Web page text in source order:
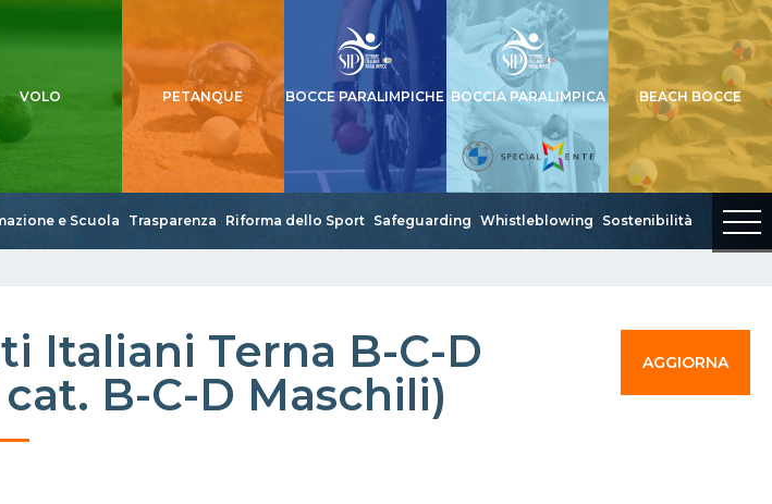
VOLO PETANQUE BOCCE PARALIMPICHE BOCCIA PARALIMPICA BEACH BOCCE
e Scuola Trasparenza Riforma dello Sport Safeguarding Whistleblowing Sostenibilità
Italiani Terna B-C-D
B-C-D Maschili)
AGGIORNA